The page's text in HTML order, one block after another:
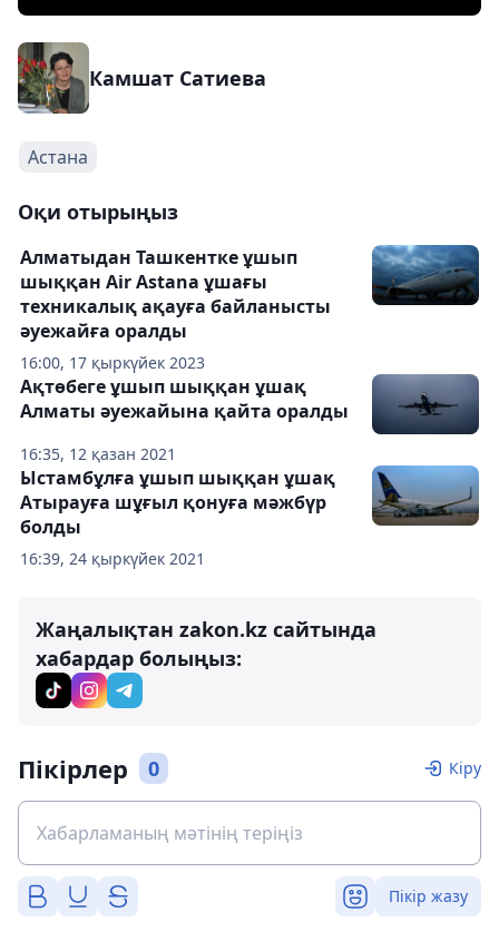
Камшат Сатиева
Астана
Оқи отырыңыз
16:00, 17 қыркүйек 2023
Алматыдан Ташкентке ұшып
шыққан Air Astana ұшағы
техникалық ақауға байланысты
әуежайға оралды
16:35, 12 қазан 2021
Ақтөбеге ұшып шыққан ұшақ
Алматы әуежайына қайта оралды
16:39, 24 қыркүйек 2021
Ыстамбұлға ұшып шыққан ұшақ
Атырауға шұғыл қонуға мәжбүр
болды
Жаңалықтан zakon.kz сайтында
хабардар болыңыз:
Пікірлер 0 Кіру
Пікір жазу